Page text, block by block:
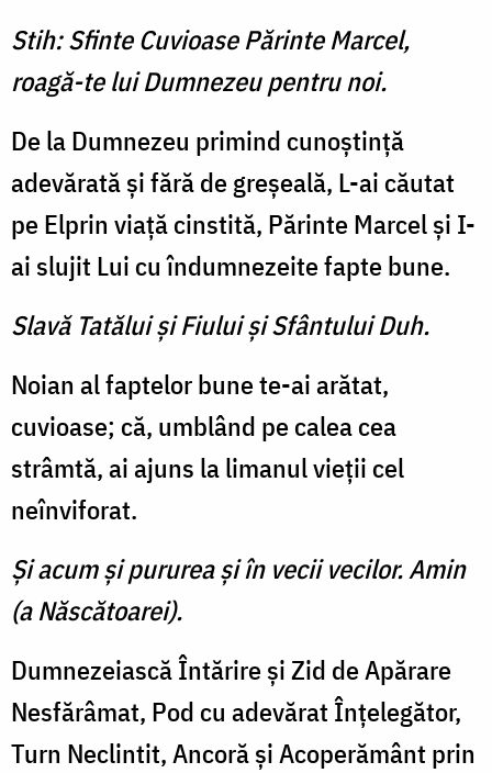
Stih: Sfinte Cuvioase Părinte Marcel,
roagă-te lui Dumnezeu pentru noi.
De la Dumnezeu primind cunoştinţă
adevărată şi fără de greşeală, L-ai căutat
pe Elprin viaţă cinstită, Părinte Marcel şi I-
ai slujit Lui cu îndumnezeite fapte bune.
Slavă Tatălui şi Fiului şi Sfântului Duh.
Noian al faptelor bune te-ai arătat,
cuvioase; că, umblând pe calea cea
strâmtă, ai ajuns la limanul vieţii cel
neînviforat.
Şi acum şi pururea şi în vecii vecilor. Amin
(a Născătoarei).
Dumnezeiască Întărire şi Zid de Apărare
Nesfărâmat, Pod cu adevărat Înţelegător,
Turn Neclintit, Ancoră şi Acoperământ prin